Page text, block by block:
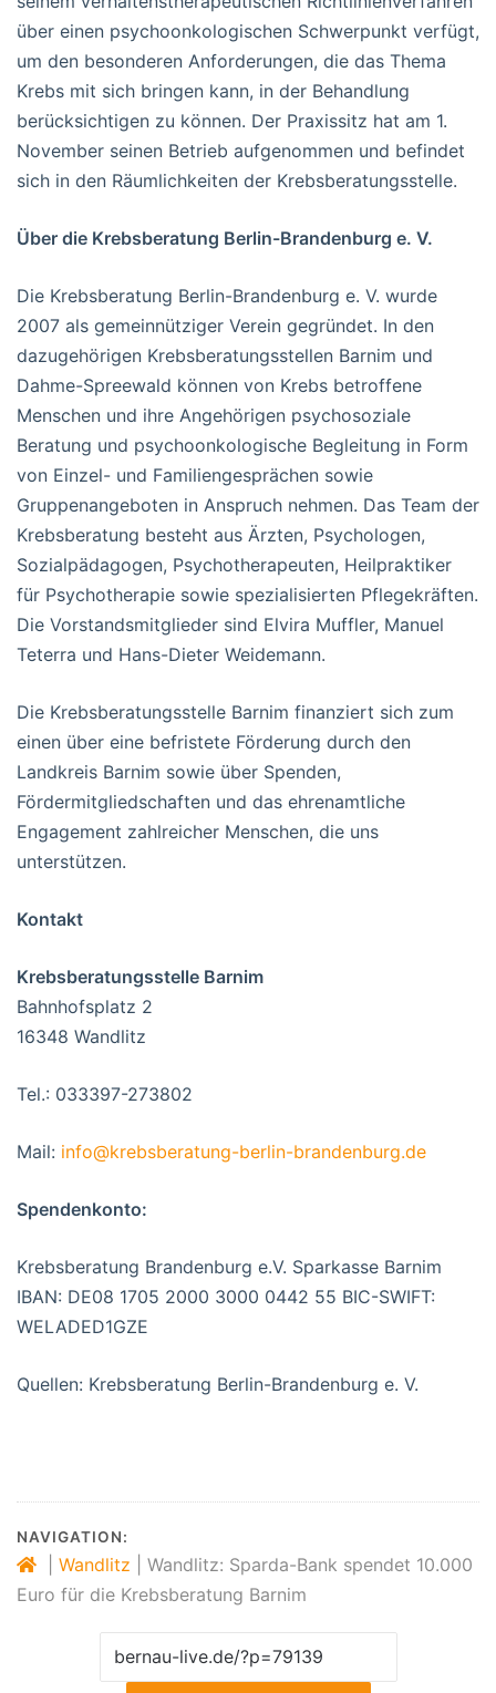
über einen psychoonkologischen Schwerpunkt verfügt,
um den besonderen Anforderungen, die das Thema
Krebs mit sich bringen kann, in der Behandlung
berücksichtigen zu können. Der Praxissitz hat am 1.
November seinen Betrieb aufgenommen und befindet
sich in den Räumlichkeiten der Krebsberatungsstelle.
Über die Krebsberatung Berlin-Brandenburg e. V.
Die Krebsberatung Berlin-Brandenburg e. V. wurde
2007 als gemeinnütziger Verein gegründet. In den
dazugehörigen Krebsberatungsstellen Barnim und
Dahme-Spreewald können von Krebs betroffene
Menschen und ihre Angehörigen psychosoziale
Beratung und psychoonkologische Begleitung in Form
von Einzel- und Familiengesprächen sowie
Gruppenangeboten in Anspruch nehmen. Das Team der
Krebsberatung besteht aus Ärzten, Psychologen,
Sozialpädagogen, Psychotherapeuten, Heilpraktiker
für Psychotherapie sowie spezialisierten Pflegekräften.
Die Vorstandsmitglieder sind Elvira Muffler, Manuel
Teterra und Hans-Dieter Weidemann.
Die Krebsberatungsstelle Barnim finanziert sich zum
einen über eine befristete Förderung durch den
Landkreis Barnim sowie über Spenden,
Fördermitgliedschaften und das ehrenamtliche
Engagement zahlreicher Menschen, die uns
unterstützen.
Kontakt
Krebsberatungsstelle Barnim
Bahnhofsplatz 2
16348 Wandlitz
Tel.: 033397-273802
Mail: info@krebsberatung-berlin-brandenburg.de
Spendenkonto:
Krebsberatung Brandenburg e.V. Sparkasse Barnim
IBAN: DE08 1705 2000 3000 0442 55 BIC-SWIFT:
WELADED1GZE
Quellen: Krebsberatung Berlin-Brandenburg e. V.
NAVIGATION:
Wandlitz
Wandlitz: Sparda-Bank spendet 10.000
Euro für die Krebsberatung Barnim